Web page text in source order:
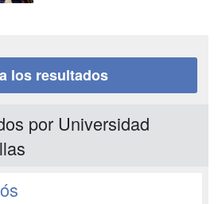
los resultados
por Universidad